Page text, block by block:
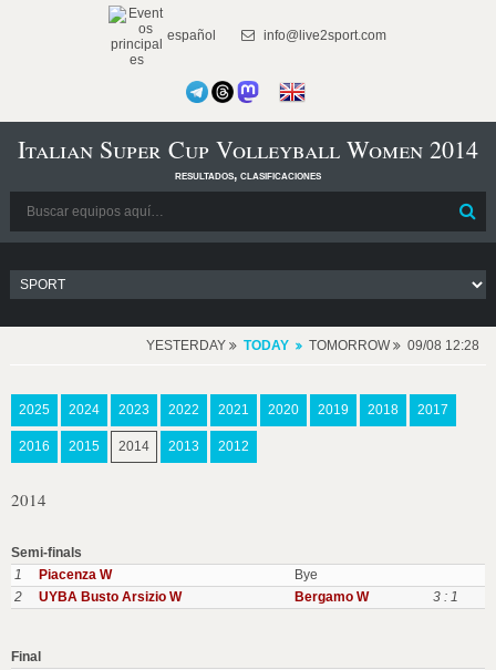
español info@live2sport.com
Italian Super Cup Volleyball Women 2014
resultados, clasificaciones
YESTERDAY TODAY TOMORROW 09/08 12:28
2025 2024 2023 2022 2021 2020 2019 2018 2017
2016 2015 2014 2013 2012
2014
Semi-finals
1
Piacenza W
Bye
2
UYBA Busto Arsizio W Bergamo W 3 : 1
Final